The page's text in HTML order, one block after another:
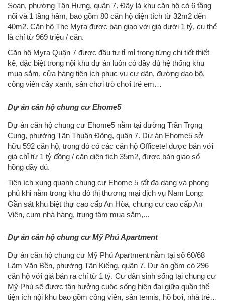
Soạn, phường Tân Hưng, quận 7. Đây là khu căn hộ có 6 tầng
nổi và 1 tầng hầm, bao gồm 80 căn hộ diện tích từ 32m2 đến
40m2. Căn hộ The Myra được bàn giao với giá dưới 1 tỷ, cụ thể
là chỉ từ 969 triệu / căn.
Căn hộ Myra Quận 7 được đầu tư tỉ mỉ trong từng chi tiết thiết
kế, đặc biệt trong nội khu dự án luôn có đầy đủ hệ thống khu
mua sắm, cửa hàng tiện ích phục vụ cư dân, đường dạo bộ,
công viên cây xanh, sân chơi trò chơi trẻ em…
Dự án căn hộ chung cư Ehome5
Dự án căn hộ chung cư Ehome5 nằm tại đường Trần Trọng
Cung, phường Tân Thuận Đông, quận 7. Dự án Ehome5 sở
hữu 592 căn hộ, trong đó có các căn hộ Officetel được bán với
giá chỉ từ 1 tỷ đồng / căn diện tích 35m2, được bàn giao sổ
hồng đầy đủ.
Tiện ích xung quanh chung cư Ehome 5 rất đa dạng và phong
phú khi nằm trong khu đô thị thương mại dịch vụ Nam Long:
Gần sát khu biệt thự cao cấp An Hòa, chung cư cao cấp An
Viên, cụm nhà hàng, trung tâm mua sắm,...
Dự án căn hộ chung cư Mỹ Phú Apartment
Dự án căn hộ chung cư Mỹ Phú Apartment nằm tại số 60/68
Lâm Văn Bền, phường Tân Kiểng, quận 7. Dự án gồm có 296
căn hộ với giá bán ra chỉ từ 1 tỷ. Cư dân sinh sống tại chung cư
Mỹ Phú sẽ được tận hưởng cuộc sống hiện đại giữa quần thể
tiện ích nội khu bao gồm công viên, sân tennis, hồ bơi, nhà trẻ…